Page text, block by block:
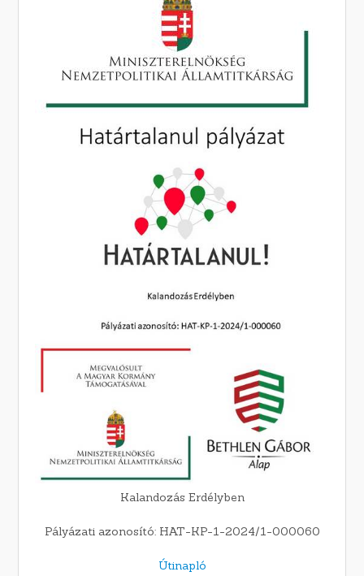
Kalandozás Erdélyben
Pályázati azonosító: HAT-KP-1-2024/1-000060
Útinapló